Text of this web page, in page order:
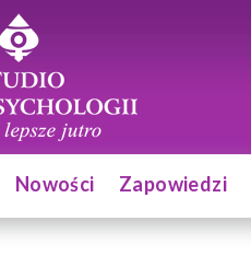
Nowości Zapowiedzi